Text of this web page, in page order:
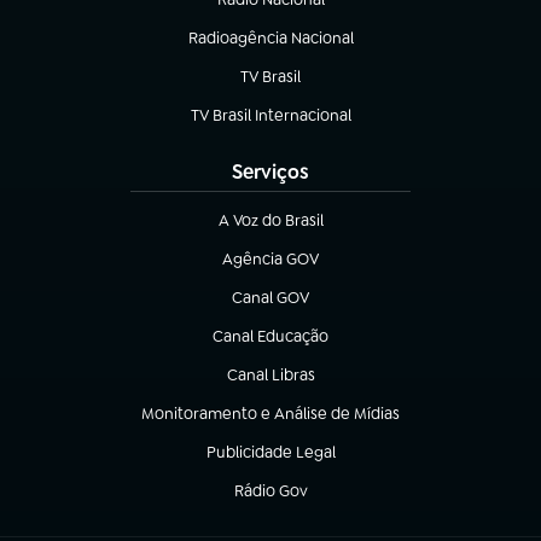
Radioagência Nacional
(abre em nova aba)
TV Brasil
(abre em nova aba)
TV Brasil Internacional
(abre em nova aba)
Serviços
A Voz do Brasil
(abre em nova aba)
Agência GOV
(abre em nova aba)
Canal GOV
(abre em nova aba)
Canal Educação
(abre em nova aba)
Canal Libras
(abre em nova aba)
Monitoramento e Análise de Mídias
(abre em nova aba)
Publicidade Legal
(abre em nova aba)
Rádio Gov
(abre em nova aba)